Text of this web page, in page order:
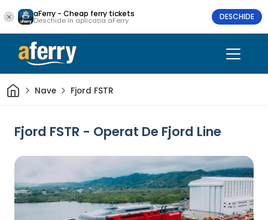
aFerry - Cheap ferry tickets
Deschide în aplicația aFerry DESCHIDE
AcasăNave Fjord FSTR
Fjord FSTR - Operat De Fjord Line